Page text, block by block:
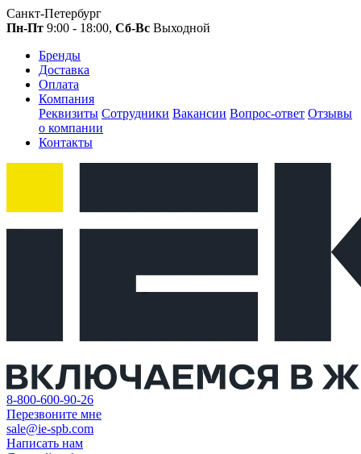
Санкт-Петербург
Пн-Пт 9:00 - 18:00, Сб-Вс Выходной
Бренды
Доставка
Оплата
Компания
Реквизиты Сотрудники Вакансии Вопрос-ответ Отзывы
о компании
Контакты
8-800-600-90-26
Перезвоните мне
sale@ie-spb.com
Написать нам